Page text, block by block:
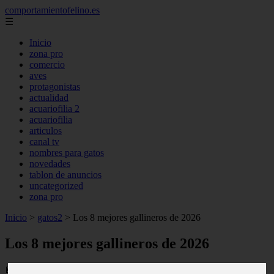
comportamientofelino.es
☰
Inicio
zona pro
comercio
aves
protagonistas
actualidad
acuariofilia 2
acuariofilia
articulos
canal tv
nombres para gatos
novedades
tablon de anuncios
uncategorized
zona pro
Inicio > gatos2 > Los 8 mejores gallineros de 2026
Los 8 mejores gallineros de 2026
📅 17/05/2025